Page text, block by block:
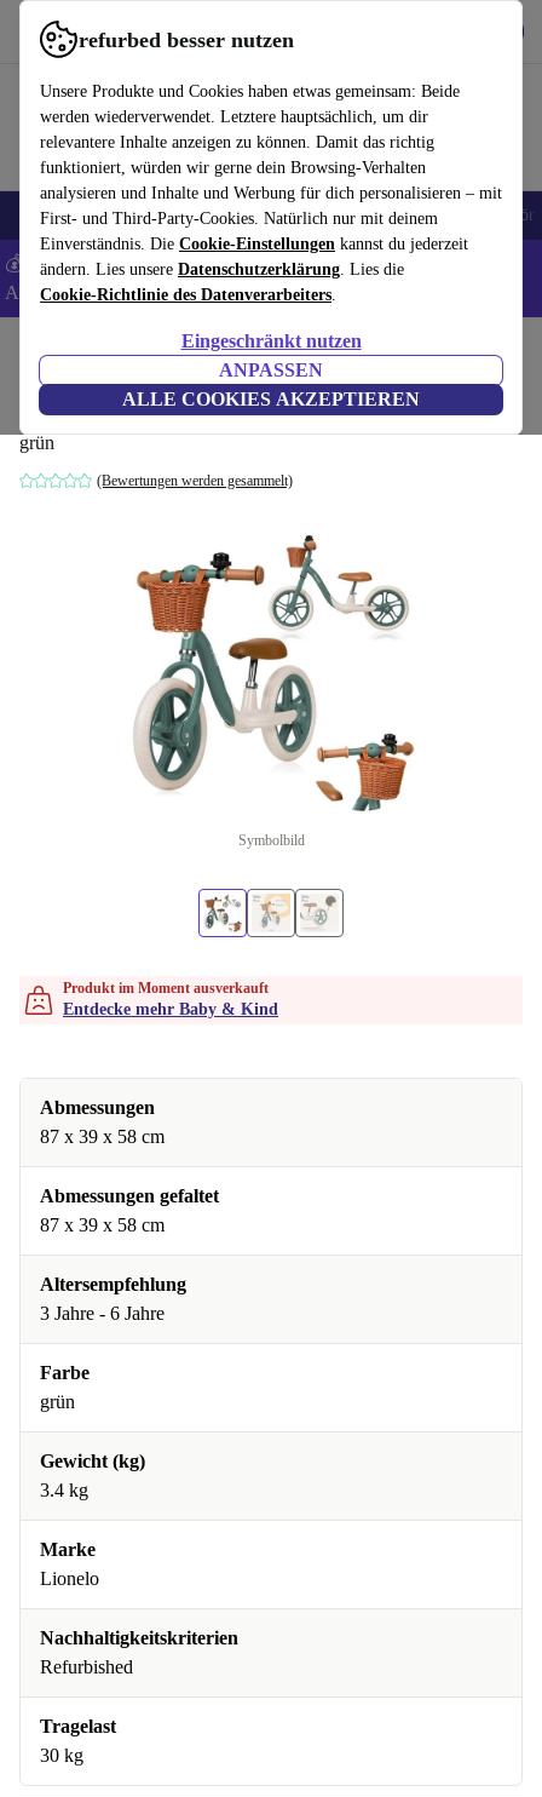
refurbed besser nutzen
Unsere Produkte und Cookies haben etwas gemeinsam: Beide
werden wiederverwendet. Letztere hauptsächlich, um dir
relevantere Inhalte anzeigen zu können. Damit das richtig
funktioniert, würden wir gerne dein Browsing-Verhalten
analysieren und Inhalte und Werbung für dich personalisieren – mit
First- und Third-Party-Cookies. Natürlich nur mit deinem
Einverständnis. Die Cookie-Einstellungen kannst du jederzeit
ändern. Lies unsere Datenschutzerklärung. Lies die
Cookie-Richtlinie des Datenverarbeiters.
Eingeschränkt nutzen
ANPASSEN
ALLE COOKIES AKZEPTIEREN
refurbed schnell und einfach nutzen
🎒 Back to school Handys Laptops Tablets Smartwatches Zubehör
💰 Extra -5% auf Samsung- und Google-Smartphones - Code:
ANDROID5 -AGB
Lionelo Alex Plus Laufrad
grün
(Bewertungen werden gesammelt)
Symbolbild
Produkt im Moment ausverkauft
Entdecke mehr Baby & Kind
Abmessungen
87 x 39 x 58 cm
Abmessungen gefaltet
87 x 39 x 58 cm
Altersempfehlung
3 Jahre - 6 Jahre
Farbe
grün
Gewicht (kg)
3.4 kg
Marke
Lionelo
Nachhaltigkeitskriterien
Refurbished
Tragelast
30 kg